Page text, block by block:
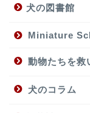
犬の図書館
Miniature
動物たちを救
犬のコラム